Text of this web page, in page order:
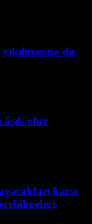
da
âşık olur
karşı